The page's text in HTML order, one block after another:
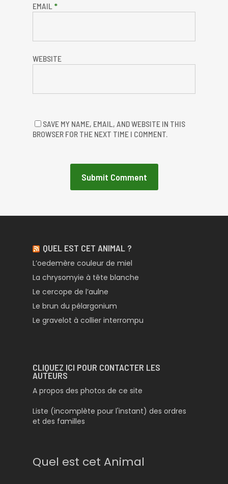
EMAIL *
WEBSITE
SAVE MY NAME, EMAIL, AND WEBSITE IN THIS
BROWSER FOR THE NEXT TIME I COMMENT.
QUEL EST CET ANIMAL ?
L’oedemère couleur de miel
La chrysomyie à tête blanche
Le cercope de l’aulne
Le brun du pélargonium
Le gravelot à collier interrompu
CLIQUEZ ICI POUR CONTACTER LES
AUTEURS
A propos des photos de ce site
Liste (incomplète pour l'instant) des ordres
et des familles
Quel est cet Animal